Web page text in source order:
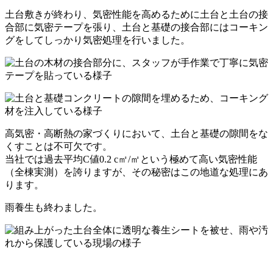
土台敷きが終わり、気密性能を高めるために土台と土台の接
合部に気密テープを張り、土台と基礎の接合部にはコーキン
グをしてしっかり気密処理を行いました。
高気密・高断熱の家づくりにおいて、土台と基礎の隙間をな
くすことは不可欠です。
当社では過去平均C値0.2 c㎡/㎡という極めて高い気密性能
（全棟実測）を誇りますが、その秘密はこの地道な処理にあ
ります。
雨養生も終わました。